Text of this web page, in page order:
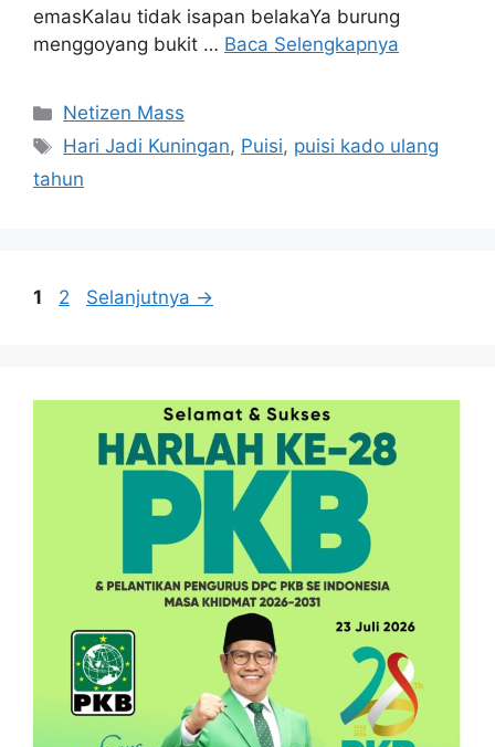
emasKalau tidak isapan belakaYa burung
menggoyang bukit … Baca Selengkapnya
Kategori
Netizen Mass
Tag
Hari Jadi Kuningan, Puisi, puisi kado ulang
tahun
Halaman
1 Halaman
2 Selanjutnya →